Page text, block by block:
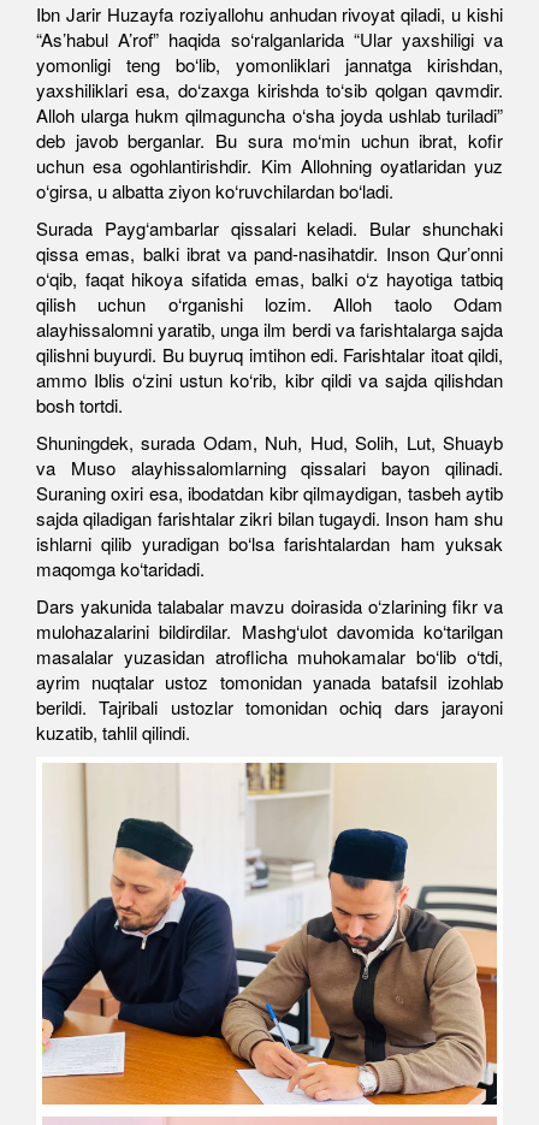
Ibn Jarir Huzayfa roziyallohu anhudan rivoyat qiladi, u kishi
“As’habul A’rof” haqida so‘ralganlarida “Ular yaxshiligi va
yomonligi teng bo‘lib, yomonliklari jannatga kirishdan,
yaxshiliklari esa, do‘zaxga kirishda to‘sib qolgan qavmdir.
Alloh ularga hukm qilmaguncha o‘sha joyda ushlab turiladi”
deb javob berganlar. Bu sura mo‘min uchun ibrat, kofir
uchun esa ogohlantirishdir. Kim Allohning oyatlaridan yuz
o‘girsa, u albatta ziyon ko‘ruvchilardan bo‘ladi.
Surada Payg‘ambarlar qissalari keladi. Bular shunchaki
qissa emas, balki ibrat va pand-nasihatdir. Inson Qur’onni
o‘qib, faqat hikoya sifatida emas, balki o‘z hayotiga tatbiq
qilish uchun o‘rganishi lozim. Alloh taolo Odam
alayhissalomni yaratib, unga ilm berdi va farishtalarga sajda
qilishni buyurdi. Bu buyruq imtihon edi. Farishtalar itoat qildi,
ammo Iblis o‘zini ustun ko‘rib, kibr qildi va sajda qilishdan
bosh tortdi.
Shuningdek, surada Odam, Nuh, Hud, Solih, Lut, Shuayb
va Muso alayhissalomlarning qissalari bayon qilinadi.
Suraning oxiri esa, ibodatdan kibr qilmaydigan, tasbeh aytib
sajda qiladigan farishtalar zikri bilan tugaydi. Inson ham shu
ishlarni qilib yuradigan bo‘lsa farishtalardan ham yuksak
maqomga ko‘taridadi.
Dars yakunida talabalar mavzu doirasida o‘zlarining fikr va
mulohazalarini bildirdilar. Mashg‘ulot davomida ko‘tarilgan
masalalar yuzasidan atroflicha muhokamalar bo‘lib o‘tdi,
ayrim nuqtalar ustoz tomonidan yanada batafsil izohlab
berildi. Tajribali ustozlar tomonidan ochiq dars jarayoni
kuzatib, tahlil qilindi.